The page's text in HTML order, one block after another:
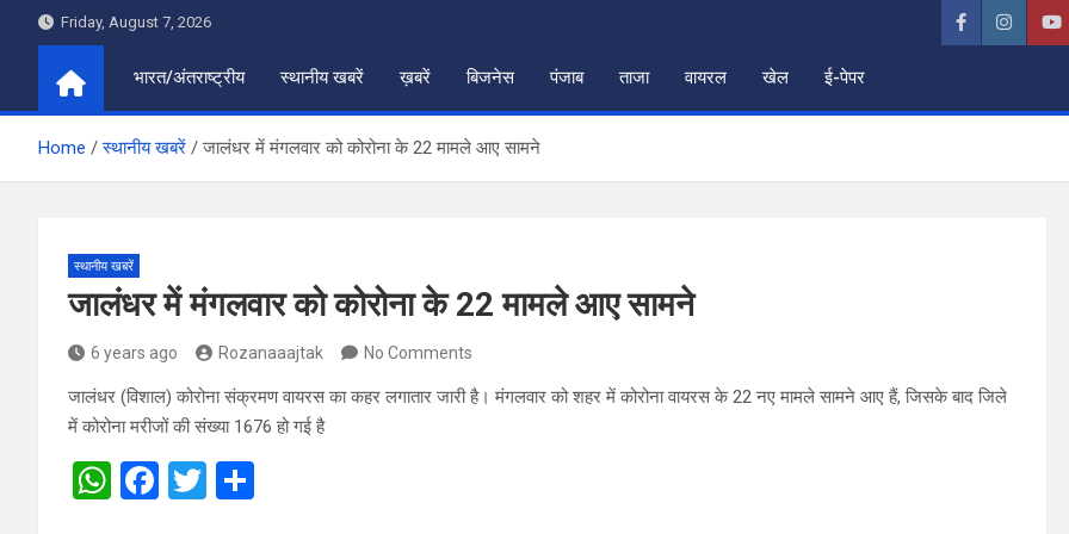
Friday, August 7, 2026
भारत/अंतराष्ट्रीय स्थानीय खबरें ख़बरें बिजनेस पंजाब ताजा वायरल खेल ई-पेपर
Home स्थानीय खबरें जालंधर में मंगलवार को कोरोना के 22 मामले आए सामने
स्थानीय खबरें
जालंधर में मंगलवार को कोरोना के 22 मामले आए सामने
6 years ago Rozanaaajtak No Comments
जालंधर (विशाल) कोरोना संक्रमण वायरस का कहर लगातार जारी है। मंगलवार को शहर में कोरोना वायरस के 22 नए मामले सामने आए हैं, जिसके बाद जिले
में कोरोना मरीजों की संख्या 1676 हो गई है
W F
T